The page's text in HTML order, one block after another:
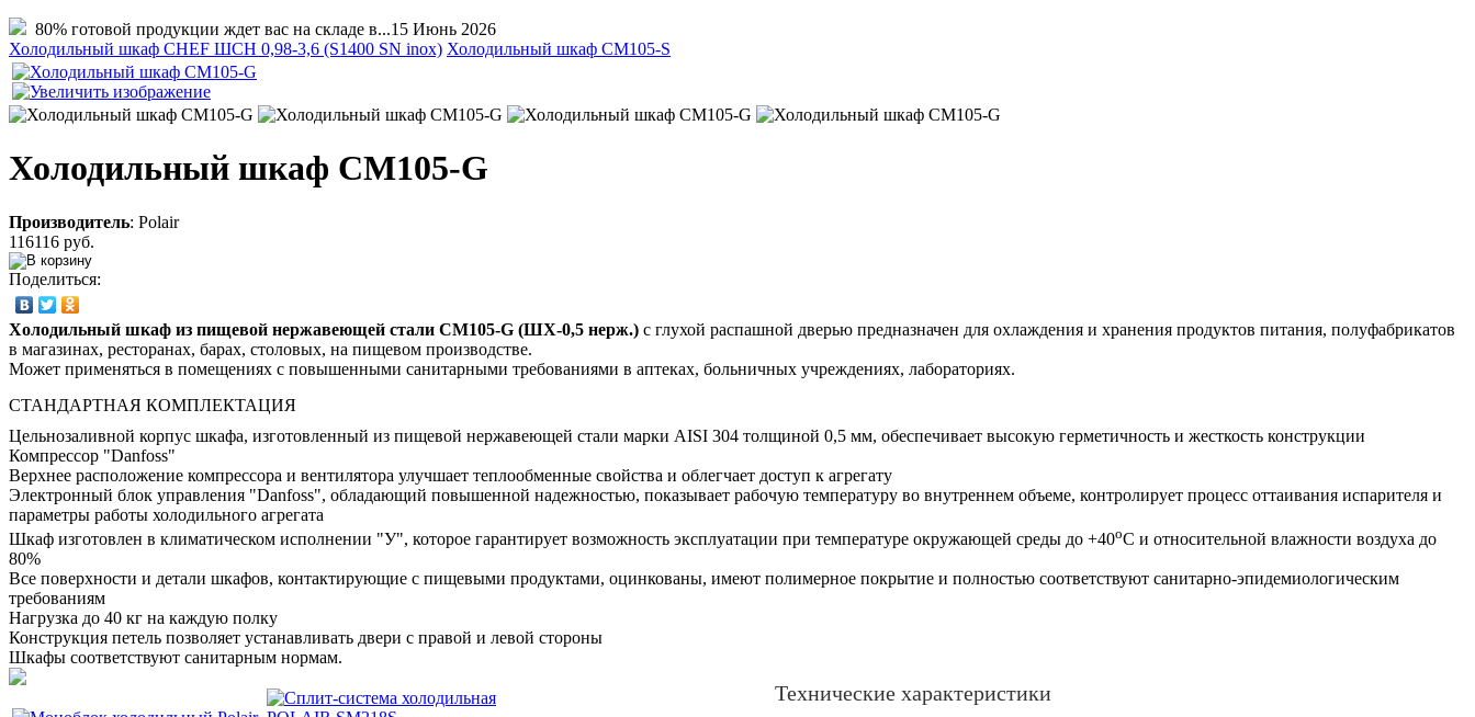
80% готовой продукции ждет вас на складе в...15 Июнь 2026
Холодильный шкаф CHEF ШСН 0,98-3,6 (S1400 SN inox) Холодильный шкаф CM105-S
Холодильный шкаф CM105-G
Производитель: Polair
116116 руб.
Поделиться:
Холодильный шкаф из пищевой нержавеющей стали CM105-G (ШХ-0,5 нерж.) с глухой распашной дверью предназначен для охлаждения и хранения продуктов питания, полуфабрикатов
в магазинах, ресторанах, барах, столовых, на пищевом производстве.
Может применяться в помещениях с повышенными санитарными требованиями в аптеках, больничных учреждениях, лабораториях.
СТАНДАРТНАЯ КОМПЛЕКТАЦИЯ
Цельнозаливной корпус шкафа, изготовленный из пищевой нержавеющей стали марки AISI 304 толщиной 0,5 мм, обеспечивает высокую герметичность и жесткость конструкции
Компрессор "Danfoss"
Верхнее расположение компрессора и вентилятора улучшает теплообменные свойства и облегчает доступ к агрегату
Электронный блок управления "Danfoss", обладающий повышенной надежностью, показывает рабочую температуру во внутреннем объеме, контролирует процесс оттаивания испарителя и
параметры работы холодильного агрегата
Шкаф изготовлен в климатическом исполнении "У", которое гарантирует возможность эксплуатации при температуре окружающей среды до +40оС и относительной влажности воздуха до
80%
Все поверхности и детали шкафов, контактирующие с пищевыми продуктами, оцинкованы, имеют полимерное покрытие и полностью соответствуют санитарно-эпидемиологическим
требованиям
Нагрузка до 40 кг на каждую полку
Конструкция петель позволяет устанавливать двери с правой и левой стороны
Шкафы соответствуют санитарным нормам.
Технические характеристики